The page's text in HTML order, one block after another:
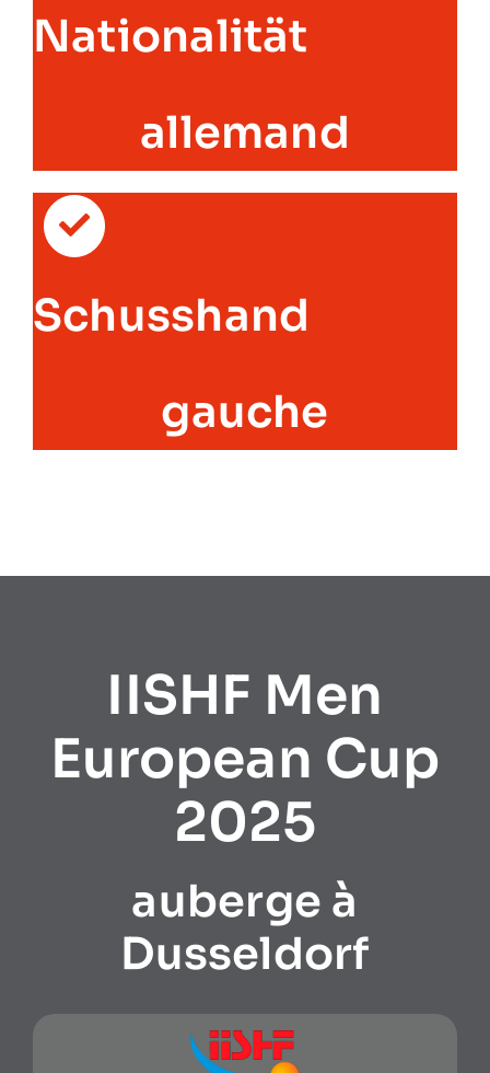
Nationalität
allemand
Schusshand
gauche
IISHF Men
European Cup
2025
auberge à
Dusseldorf